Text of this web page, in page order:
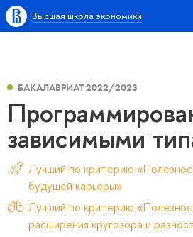
Высшая школа экономики
БАКАЛАВРИАТ 2022/2023
зависимыми
Лучший по критерию
будущей карьеры»
Лучший по критерию
расширения кругозора и